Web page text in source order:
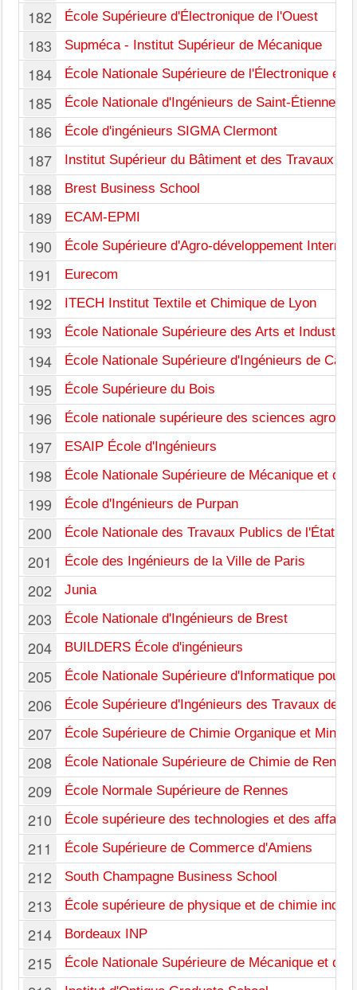
182 École Supérieure d'Électronique de l'Ouest
183 Supméca - Institut Supérieur de Mécanique
184 École Nationale Supérieure de l'Électronique et
185 École Nationale d'Ingénieurs de Saint-Étienne
186 École d'ingénieurs SIGMA Clermont
187 Institut Supérieur du Bâtiment et des Travaux
188 Brest Business School
189 ECAM-EPMI
190 École Supérieure d'Agro-développement
191 Eurecom
192 ITECH Institut Textile et Chimique de Lyon
193 École Nationale Supérieure des Arts et
194 École Nationale Supérieure d'Ingénieurs de Caen
195 École Supérieure du Bois
196 École nationale supérieure des sciences
197 ESAIP École d'Ingénieurs
198 École Nationale Supérieure de Mécanique et
199 École d'Ingénieurs de Purpan
200 École Nationale des Travaux Publics de l'État
201 École des Ingénieurs de la Ville de Paris
202 Junia
203 École Nationale d'Ingénieurs de Brest
204 BUILDERS École d'ingénieurs
205 École Nationale Supérieure d'Informatique pour
206 École Supérieure d'Ingénieurs des Travaux de
207 École Supérieure de Chimie Organique et
208 École Nationale Supérieure de Chimie de Rennes
209 École Normale Supérieure de Rennes
210 École supérieure des technologies et des
211 École Supérieure de Commerce d'Amiens
212 South Champagne Business School
213 École supérieure de physique et de chimie
214 Bordeaux INP
215 École Nationale Supérieure de Mécanique et